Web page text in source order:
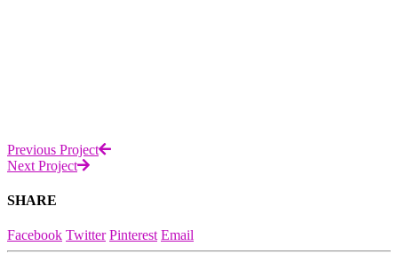
Previous Project
Next Project
SHARE
Facebook Twitter Pinterest Email